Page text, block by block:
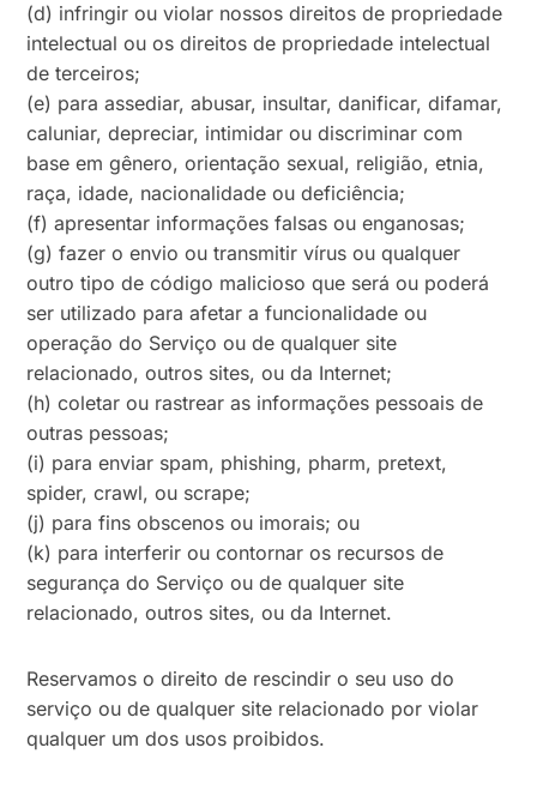
(d) infringir ou violar nossos direitos de propriedade
intelectual ou os direitos de propriedade intelectual
de terceiros;
(e) para assediar, abusar, insultar, danificar, difamar,
caluniar, depreciar, intimidar ou discriminar com
base em gênero, orientação sexual, religião, etnia,
raça, idade, nacionalidade ou deficiência;
(f) apresentar informações falsas ou enganosas;
(g) fazer o envio ou transmitir vírus ou qualquer
outro tipo de código malicioso que será ou poderá
ser utilizado para afetar a funcionalidade ou
operação do Serviço ou de qualquer site
relacionado, outros sites, ou da Internet;
(h) coletar ou rastrear as informações pessoais de
outras pessoas;
(i) para enviar spam, phishing, pharm, pretext,
spider, crawl, ou scrape;
(j) para fins obscenos ou imorais; ou
(k) para interferir ou contornar os recursos de
segurança do Serviço ou de qualquer site
relacionado, outros sites, ou da Internet.
Reservamos o direito de rescindir o seu uso do
serviço ou de qualquer site relacionado por violar
qualquer um dos usos proibidos.